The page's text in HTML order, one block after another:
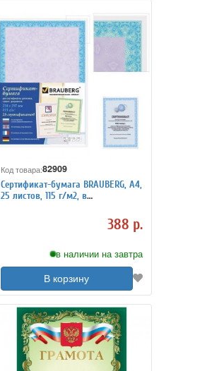
Код товара:82909
Сертификат-бумага BRAUBERG, А4,
25 листов, 115 г/м2, в
388 р.
в наличии на завтра
В корзину